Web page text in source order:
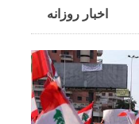
اخبار روزانه